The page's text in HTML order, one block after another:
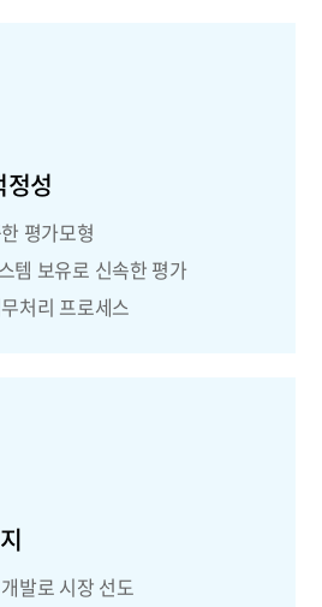
성
평가모형
템 보유로 신속한 평가
처리 프로세스
발로 시장 선도